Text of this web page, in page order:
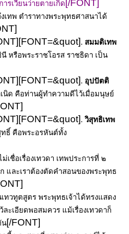
รเวียนว่ายตายเกิด [/FONT]
เทพ ตำราทางพระพุทธศาสนาได้
[FONT=&quot]. สมมติเทพ
หรือพระราชโอรส ราชธิดา เป็น
[FONT=&quot]. อุปปัตติ
นิด คือท่านผู้ทำความดีไว้เมื่อมนุษย์
[FONT=&quot].วิสุทธิเทพ
ธิ์ คือพระอรหันต์ทั้ง
ม่เชื่อเรื่องเทวดา เทพประการที่ ๒
และเราต้องตัดคำสอนของพระพุทธ
ทวทูตสูตร พระพุทธเจ้าได้ทรงแสดง
ะเอียดพอสมควร แม้เรื่องเทวดาก็
น[/FONT]